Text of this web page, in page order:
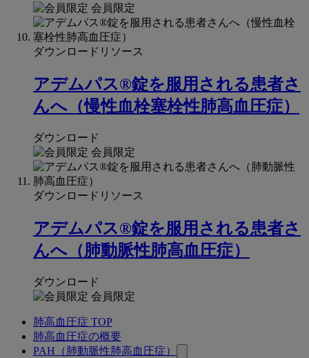
会員限定
ダウンロードリソース
アデムパス®錠を服用される患者さ
んへ（慢性血栓塞栓性肺高血圧症）
ダウンロード
会員限定
ダウンロードリソース
アデムパス®錠を服用される患者さ
んへ（肺動脈性肺高血圧症）
ダウンロード
会員限定
肺高血圧症 TOP
肺高血圧症の概要
PAH（肺動脈性肺高血圧症）